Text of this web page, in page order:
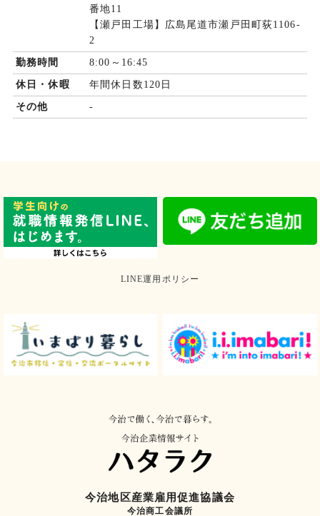
番地11
【瀬戸田工場】広島尾道市瀬戸田町荻1106-
2
勤務時間 8:00～16:45
休日・休暇 年間休日数120日
その他 -
LINE運用ポリシー
今治地区産業雇用促進協議会
今治商工会議所